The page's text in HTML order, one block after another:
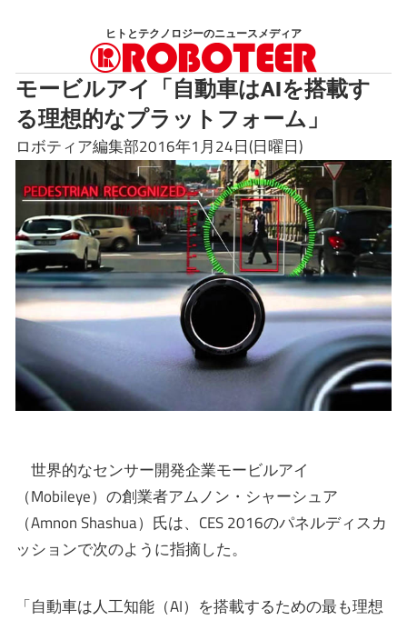
ン
ツ
へ
キ
ッ
プ
ヒトとテクノロジーのニュースメディア
モービルアイ「自動車はAIを搭載す
る理想的なプラットフォーム」
ロボティア編集部2016年1月24日(日曜日)
世界的なセンサー開発企業モービルアイ
（Mobileye）の創業者アムノン・シャーシュア
（Amnon Shashua）氏は、CES 2016のパネルディスカ
ッションで次のように指摘した。
「自動車は人工知能（AI）を搭載するための最も理想